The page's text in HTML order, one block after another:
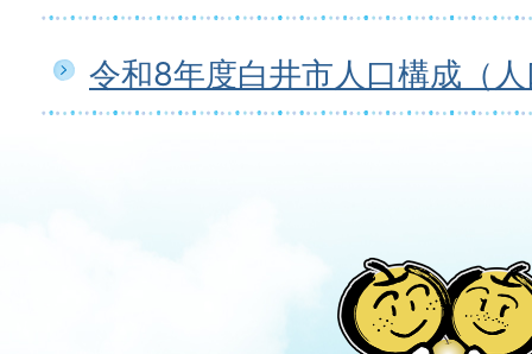
令和8年度白井市人口構成（